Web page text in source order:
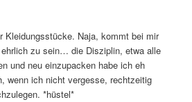
Kleidungsstücke. Naja, kommt bei mir
zu sein… die Disziplin, etwa alle
und neu einzupacken habe ich eh
wenn ich nicht vergesse, rechtzeitig
*hüstel*